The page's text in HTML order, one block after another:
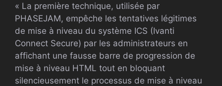
« La première technique, utilisée par
PHASEJAM, empêche les tentatives légitimes
de mise à niveau du système ICS (Ivanti
Connect Secure) par les administrateurs en
affichant une fausse barre de progression de
mise à niveau HTML tout en bloquant
silencieusement le processus de mise à niveau